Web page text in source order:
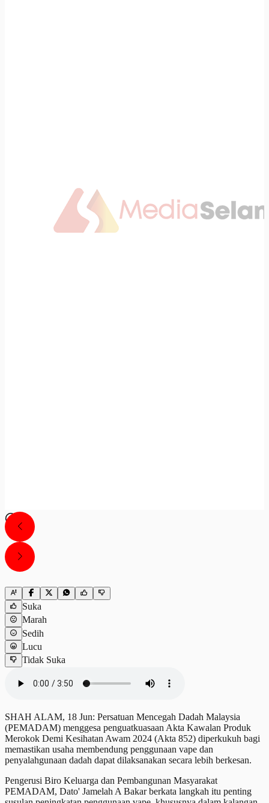
Suka
Marah
Sedih
Lucu
Tidak Suka
SHAH ALAM, 18 Jun: Persatuan Mencegah Dadah Malaysia
(PEMADAM) menggesa penguatkuasaan Akta Kawalan Produk
Merokok Demi Kesihatan Awam 2024 (Akta 852) diperkukuh bagi
memastikan usaha membendung penggunaan vape dan
penyalahgunaan dadah dapat dilaksanakan secara lebih berkesan.
Pengerusi Biro Keluarga dan Pembangunan Masyarakat
PEMADAM, Dato' Jamelah A Bakar berkata langkah itu penting